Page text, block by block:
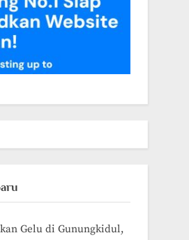
Gelu di Gunungkidul,